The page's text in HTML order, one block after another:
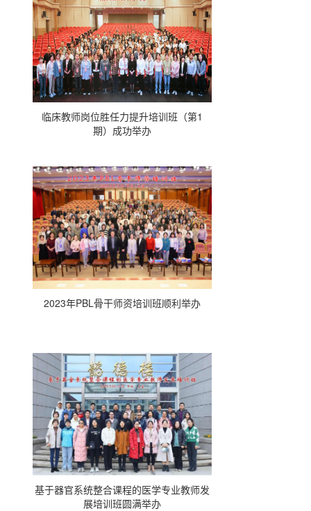
临床教师岗位胜任力提升培训班（第1
期）成功举办
2023年PBL骨干师资培训班顺利举办
基于器官系统整合课程的医学专业教师发
展培训班圆满举办